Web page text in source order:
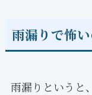
雨漏りで怖
雨漏りというと